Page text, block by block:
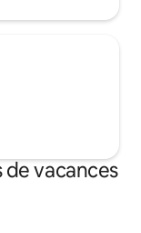
vacances